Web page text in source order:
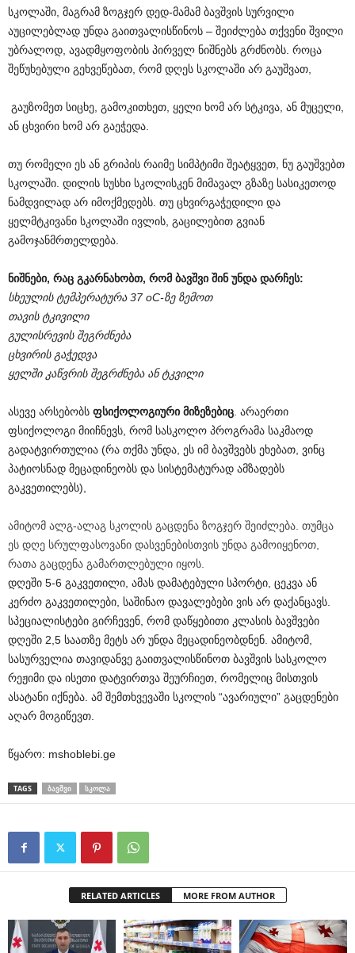
სკოლაში, მაგრამ ზოგჯერ დედ-მამამ ბავშვის სურვილი
აუცილებლად უნდა გაითვალისწინოს – შეიძლება თქვენი შვილი
უბრალოდ, ავადმყოფობის პირველ ნიშნებს გრძნობს. როცა
შეწუხებული გეხვეწებათ, რომ დღეს სკოლაში არ გაუშვათ,
გაუზომეთ სიცხე, გამოკითხეთ, ყელი ხომ არ სტკივა, ან მუცელი,
ან ცხვირი ხომ არ გაეჭედა.
თუ რომელი ეს ან გრიპის რაიმე სიმპტიმი შეატყვეთ, ნუ გაუშვებთ
სკოლაში. დილის სუსხი სკოლისკენ მიმავალ გზაზე სასიკეთოდ
ნამდვილად არ იმოქმედებს. თუ ცხვირგაჭედილი და
ყელმტკივანი სკოლაში ივლის, გაცილებით გვიან
გამოჯანმრთელდება.
ნიშნები, რაც გკარნახობთ, რომ ბავშვი შინ უნდა დარჩეს:
სხეულის ტემპერატურა 37 оС-ზე ზემოთ
თავის ტკივილი
გულისრევის შეგრძნება
ცხვირის გაჭედვა
ყელში კაწვრის შეგრძნება ან ტკვილი
ასევე არსებობს ფსიქოლოგიური მიზეზებიც . არაერთი
ფსიქოლოგი მიიჩნევს, რომ სასკოლო პროგრამა საკმაოდ
გადატვირთულია (რა თქმა უნდა, ეს იმ ბავშვებს ეხებათ, ვინც
პატიოსნად მეცადინეობს და სისტემატურად ამზადებს
გაკვეთილებს),
ამიტომ ალგ-ალაგ სკოლის გაცდენა ზოგჯერ შეიძლება. თუმცა
ეს დღე სრულფასოვანი დასვენებისთვის უნდა გამოიყენოთ,
რათა გაცდენა გამართლებული იყოს.
დღეში 5-6 გაკვეთილი, ამას დამატებული სპორტი, ცეკვა ან
კერძო გაკვეთილები, საშინაო დავალებები ვის არ დაქანცავს.
სპეციალისტები გირჩევენ, რომ დაწყებითი კლასის ბავშვები
დღეში 2,5 საათზე მეტს არ უნდა მეცადინეობდნენ. ამიტომ,
სასურველია თავიდანვე გაითვალისწინოთ ბავშვის სასკოლო
რეჟიმი და ისეთი დატვირთვა შეურჩიეთ, რომელიც მისთვის
ასატანი იქნება. ამ შემთხვევაში სკოლის “ავარიული” გაცდენები
აღარ მოგიწევთ.
წყარო: mshoblebi.ge
TAGS ᲑᲐᲕᲨᲕᲘ ᲡᲙᲝᲚᲐ
RELATED ARTICLES MORE FROM AUTHOR